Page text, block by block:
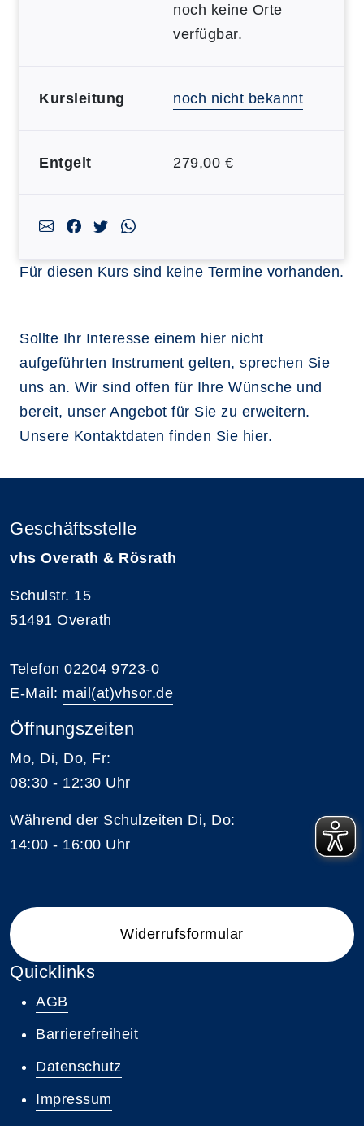
noch keine Orte
verfügbar.
Kursleitung noch nicht bekannt
Entgelt 279,00 €
Für diesen Kurs sind keine Termine vorhanden.
Sollte Ihr Interesse einem hier nicht
aufgeführten Instrument gelten, sprechen Sie
uns an. Wir sind offen für Ihre Wünsche und
bereit, unser Angebot für Sie zu erweitern.
Unsere Kontaktdaten finden Sie hier.
Geschäftsstelle
vhs Overath & Rösrath
Schulstr. 15
51491 Overath
Telefon 02204 9723-0
E-Mail: mail(at)vhsor.de
Öffnungszeiten
Mo, Di, Do, Fr:
08:30 - 12:30 Uhr
Während der Schulzeiten Di, Do:
14:00 - 16:00 Uhr
Widerrufsformular
Quicklinks
AGB
Barrierefreiheit
Datenschutz
Impressum